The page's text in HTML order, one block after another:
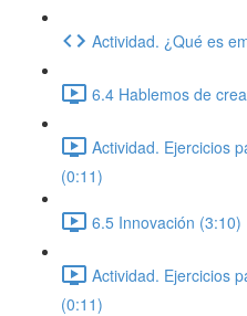
Actividad. ¿Qué es
6.4 Hablemos de
Actividad. Ejercicios
(0:11)
6.5 Innovación (3:10)
Actividad. Ejercicios
(0:11)